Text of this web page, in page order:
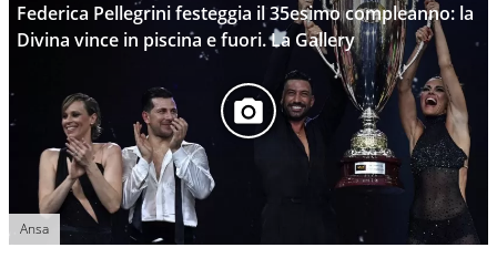
Federica Pellegrini festeggia il 35esimo compleanno: la
Divina vince in piscina e fuori. La Gallery
Ansa